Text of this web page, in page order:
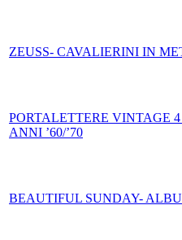
ZEUSS- CAVALIERINI IN
PORTALETTERE VINTAGE
ANNI ’60/’70
BEAUTIFUL SUNDAY-